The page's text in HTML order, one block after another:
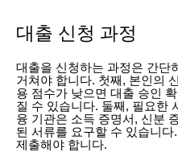
대출 신청 과정
대출을 신청하는 과정은 간단
거쳐야 합니다. 첫째, 본인의
용 점수가 낮으면 대출 승인
질 수 있습니다. 둘째, 필요한
융 기관은 소득 증명서, 신분
된 서류를 요구할 수 있습니
제출해야 합니다.